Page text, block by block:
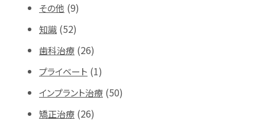
その他 (9)
知識 (52)
歯科治療 (26)
プライベート (1)
インプラント治療 (50)
矯正治療 (26)